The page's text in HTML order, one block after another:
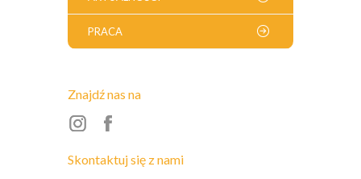
PRACA
Znajdź nas na
Skontaktuj się z nami